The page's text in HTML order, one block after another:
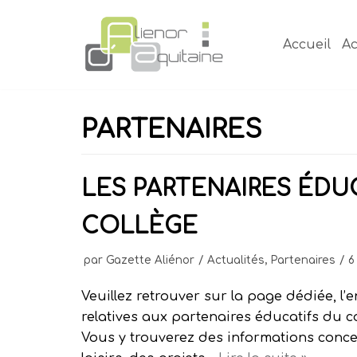
Accueil
PARTENAIRES
LES PARTENAIRES
COLLÈGE
par Gazette Aliénor Actualités, Partenaires
Veuillez retrouver sur la page dédiée,
relatives aux partenaires éducatifs du
Vous y trouverez des informations